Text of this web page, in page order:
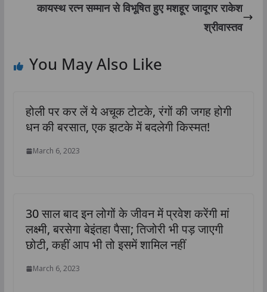
कायस्थ रत्न सम्मान से विभूषित हुए मशहूर जादूगर राकेश
श्रीवास्तव
You May Also Like
होली पर कर लें ये अचूक टोटके, रंगों की जगह होगी
धन की बरसात, एक झटके में बदलेगी किस्‍मत!
March 6, 2023
30 साल बाद इन लोगों के जीवन में प्रवेश करेंगी मां
लक्ष्मी, बरसेगा बेइंतहा पैसा; तिजोरी भी पड़ जाएगी
छोटी, कहीं आप भी तो इसमें शामिल नहीं
March 6, 2023